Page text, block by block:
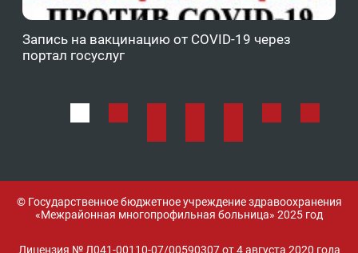
Запись на вакцинацию от COVID-19 через
портал госуслуг
© Государственное бюджетное учреждение здравоохранения
«Межрайонная многопрофильная больница» 2025 год
Лицензия № Л041-00110-07/00590307 от 4 августа 2020 года